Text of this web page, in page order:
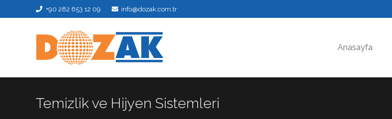
+90 282 653 12 09 info@dozak.com.tr
Anasayfa
Temizlik ve Hijyen Sistemleri